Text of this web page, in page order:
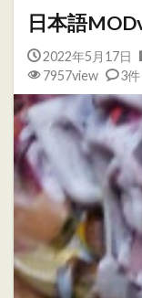
日本語
2022年5月17日
7957view
3件
ウォーハンマ
オールドワー
ティーンチ
トゥームキング
ビーストマン
ホブゴブリン
リザードマン
初心者